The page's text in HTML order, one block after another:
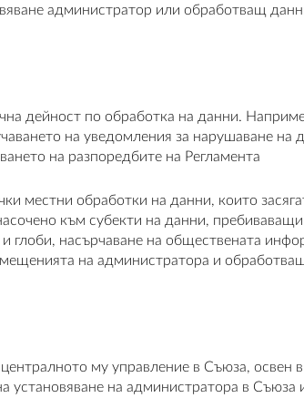
администратор или обработващ
дейност по обработка на данни.
на уведомления за нарушаване на
на разпоредбите на Регламента
местни обработки на данни, които
към субекти на данни,
глоби, насърчаване на обществената
на администратора и
му управление в Съюза, освен в
установяване на администратора в Съюза